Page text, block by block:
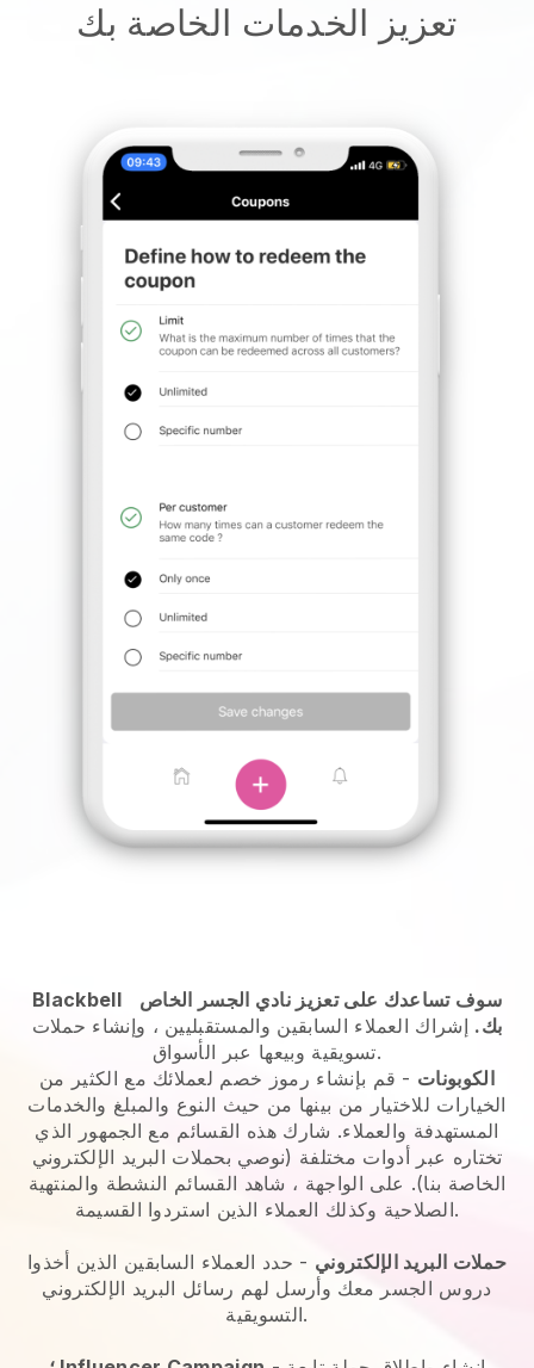
تعزيز الخدمات الخاصة بك
Blackbell
سوف تساعدك على تعزيز نادي الجسر الخاص
بك. إشراك العملاء السابقين والمستقبليين ، وإنشاء حملات
تسويقية وبيعها عبر الأسواق.
الكوبونات - قم بإنشاء رموز خصم لعملائك مع الكثير من
الخيارات للاختيار من بينها من حيث النوع والمبلغ والخدمات
المستهدفة والعملاء. شارك هذه القسائم مع الجمهور الذي
تختاره عبر أدوات مختلفة (نوصي بحملات البريد الإلكتروني
الخاصة بنا). على الواجهة ، شاهد القسائم النشطة والمنتهية
الصلاحية وكذلك العملاء الذين استردوا القسيمة.
حملات البريد الإلكتروني - حدد العملاء السابقين الذين أخذوا
دروس الجسر معك وأرسل لهم رسائل البريد الإلكتروني
التسويقية.